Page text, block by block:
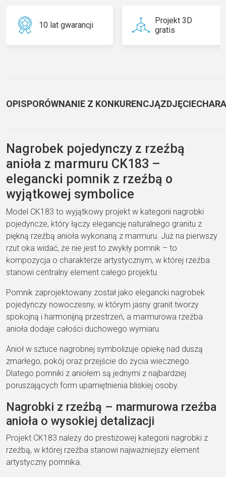
10 lat gwarancji
Projekt 3D
gratis
OPISPORÓWNANIE Z KONKURENCJĄZDJĘCIE
Nagrobek pojedynczy z rzeźbą
anioła z marmuru CK183 –
elegancki pomnik z rzeźbą o
wyjątkowej symbolice
Model CK183 to wyjątkowy projekt w kategorii nagrobki
pojedyncze, który łączy elegancję naturalnego granitu z
piękną rzeźbą anioła wykonaną z marmuru. Już na pierwszy
rzut oka widać, że nie jest to zwykły pomnik – to
kompozycja o charakterze artystycznym, w której rzeźba
stanowi centralny element całego projektu.
Pomnik zaprojektowany został jako elegancki nagrobek
pojedynczy nowoczesny, w którym jasny granit tworzy
spokojną i harmonijną przestrzeń, a marmurowa rzeźba
anioła dodaje całości duchowego wymiaru.
Anioł w sztuce nagrobnej symbolizuje opiekę nad duszą
zmarłego, pokój oraz przejście do życia wiecznego.
Dlatego pomniki z aniołem są jednymi z najbardziej
poruszających form upamiętnienia bliskiej osoby.
Nagrobki z rzeźbą – marmurowa rzeźba
anioła o wysokiej detalizacji
Projekt CK183 należy do prestiżowej kategorii nagrobki z
rzeźbą, w której rzeźba stanowi najważniejszy element
artystyczny pomnika.